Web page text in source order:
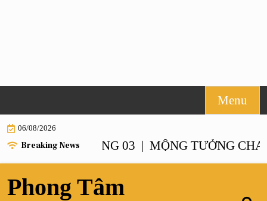
to
content
Menu
06/08/2026
Breaking News
– CHƯƠNG 03 | MỘNG TƯỞNG CHANH
Phong Tâm